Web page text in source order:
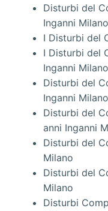
Disturbi del
Inganni Milano
I Disturbi del
I Disturbi del
Inganni Milano
Disturbi del
Inganni Milano
Disturbi del
anni Inganni
Disturbi del
Milano
Disturbi del
Milano
Disturbi